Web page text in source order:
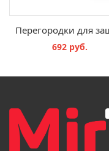
692 руб.